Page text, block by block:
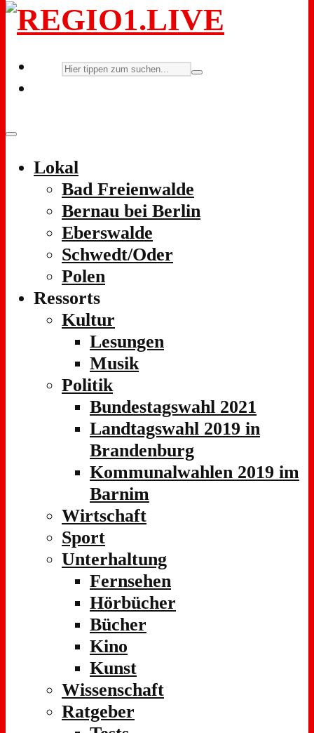
Lokal
Bad Freienwalde
Bernau bei Berlin
Eberswalde
Schwedt/Oder
Polen
Ressorts
Kultur
Lesungen
Musik
Politik
Bundestagswahl 2021
Landtagswahl 2019 in
Brandenburg
Kommunalwahlen 2019 im
Barnim
Wirtschaft
Sport
Unterhaltung
Fernsehen
Hörbücher
Bücher
Kino
Kunst
Wissenschaft
Ratgeber